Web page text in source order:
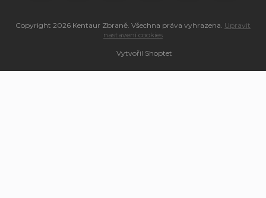
Vytvořil Shoptet
Copyright 2026 Kentaur Zbraně. Všechna práva vyhrazena. Upravit
nastavení cookies